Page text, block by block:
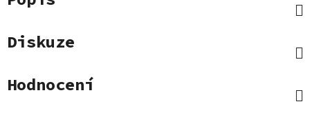
Diskuze
Hodnocení